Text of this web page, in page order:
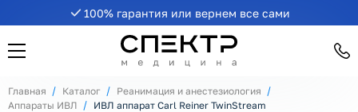
100% гарантия или вернем все сами
Главная Каталог
Реанимация и анестезиология
Аппараты ИВЛ
ИВЛ аппарат Carl Reiner TwinStream